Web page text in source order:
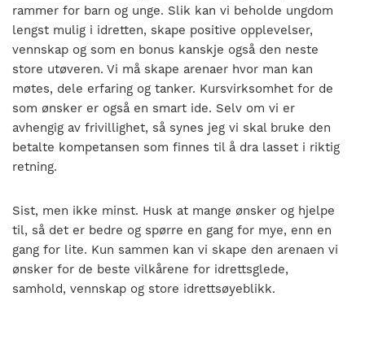
rammer for barn og unge. Slik kan vi beholde ungdom
lengst mulig i idretten, skape positive opplevelser,
vennskap og som en bonus kanskje også den neste
store utøveren. Vi må skape arenaer hvor man kan
møtes, dele erfaring og tanker. Kursvirksomhet for de
som ønsker er også en smart ide. Selv om vi er
avhengig av frivillighet, så synes jeg vi skal bruke den
betalte kompetansen som finnes til å dra lasset i riktig
retning.
Sist, men ikke minst. Husk at mange ønsker og hjelpe
til, så det er bedre og spørre en gang for mye, enn en
gang for lite. Kun sammen kan vi skape den arenaen vi
ønsker for de beste vilkårene for idrettsglede,
samhold, vennskap og store idrettsøyeblikk.